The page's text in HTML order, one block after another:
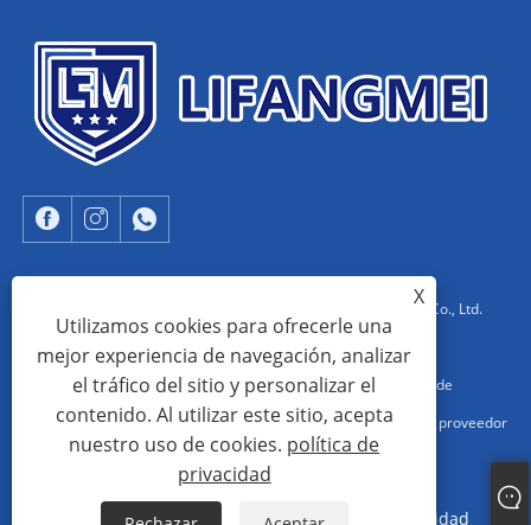
Copyright © 2023 Dongguan Lifangmei Electronic Technology Co., Ltd.
Todos los derechos reservados.
fabricante de sistemas EAS de China, sistema EAS AM, fábrica de
torniquetes de barrera oscilante, sistema AM de aluminio EAS, proveedor
Sitemap RSS XML política de privacidad
X
Utilizamos cookies para ofrecerle una
mejor experiencia de navegación, analizar
el tráfico del sitio y personalizar el
contenido. Al utilizar este sitio, acepta
nuestro uso de cookies. política de
privacidad